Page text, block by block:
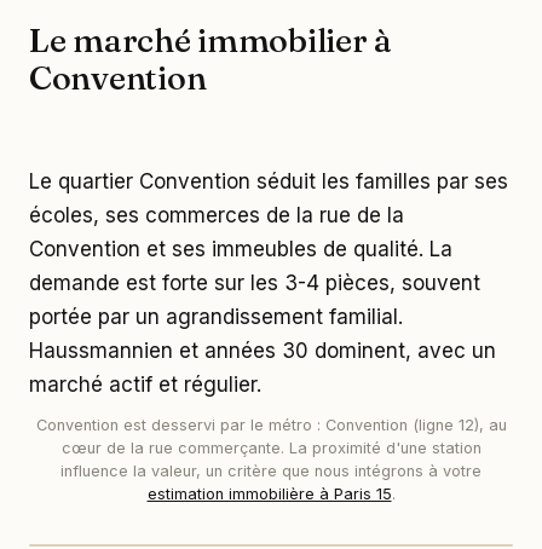
Le marché immobilier à
Convention
Le quartier Convention séduit les familles par ses
écoles, ses commerces de la rue de la
Convention et ses immeubles de qualité. La
demande est forte sur les 3-4 pièces, souvent
portée par un agrandissement familial.
Haussmannien et années 30 dominent, avec un
marché actif et régulier.
Convention est desservi par le métro : Convention (ligne 12), au
cœur de la rue commerçante. La proximité d'une station
influence la valeur, un critère que nous intégrons à votre
estimation immobilière à Paris 15.
Convention